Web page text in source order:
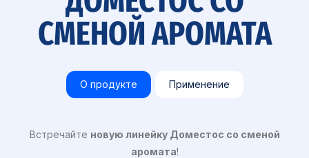
СМЕНОЙ АРОМАТА
О продукте Применение
Встречайте новую линейку Доместос со сменой
аромата!